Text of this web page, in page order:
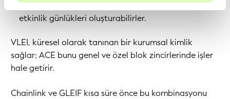
inceleme için zincirler boyunca uyarılar ve ayrıntılı
etkinlik günlükleri oluşturabilirler.
VLEI, küresel olarak tanınan bir kurumsal kimlik
sağlar; ACE bunu genel ve özel blok zincirlerinde işler
hale getirir.
Chainlink ve GLEIF kısa süre önce bu kombinasyonu